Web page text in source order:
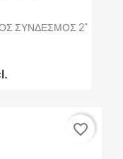
ΣΥΝΔΕΣΜΟΣ 2"
favorite_border